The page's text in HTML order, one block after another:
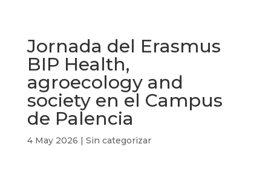
Jornada del Erasmus
BIP Health,
agroecology and
society en el Campus
de Palencia
4 May 2026 | Sin categorizar